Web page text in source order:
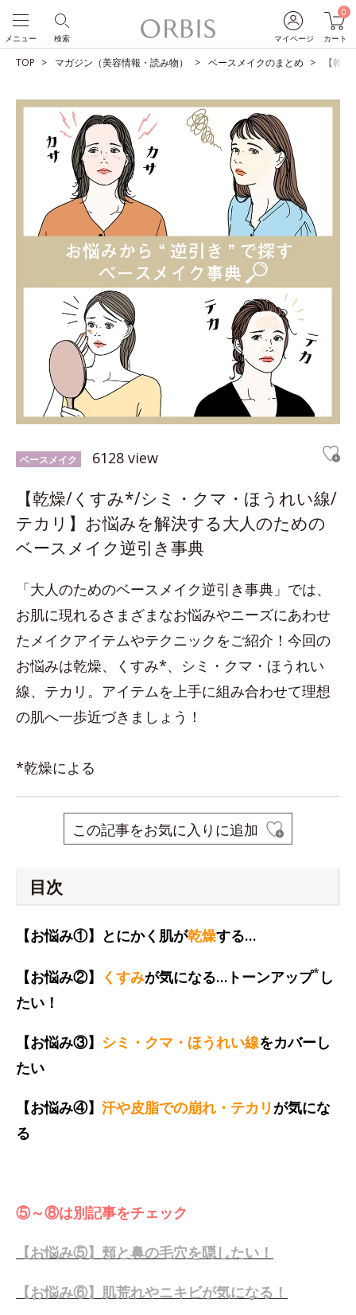
マイページ
0
カート
検索
メニュー
TOP マガジン（美容情報・読み物） ベースメイクのまとめ 【乾
ベースメイク 6128 view
【乾燥/くすみ*/シミ・クマ・ほうれい線/
テカリ】お悩みを解決する大人のための
ベースメイク逆引き事典
「大人のためのベースメイク逆引き事典」では、
お肌に現れるさまざまなお悩みやニーズにあわせ
たメイクアイテムやテクニックをご紹介！今回の
お悩みは乾燥、くすみ*、シミ・クマ・ほうれい
線、テカリ。アイテムを上手に組み合わせて理想
の肌へ一歩近づきましょう！
*乾燥による
この記事をお気に入りに追加
目次
【お悩み①】とにかく肌が乾燥する…
【お悩み②】 くすみが気になる…トーンアップ* し
たい！
【お悩み③】 シミ・クマ・ほうれい線をカバーし
たい
【お悩み④】 汗や皮脂での崩れ・テカリ が気にな
る
⑤～⑧は別記事をチェック
【お悩み⑤】頬と鼻の毛穴を隠したい！
【お悩み⑥】肌荒れやニキビが気になる！